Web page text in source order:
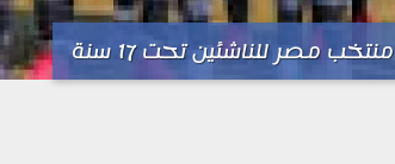
منتخب مصر للناشئين تحت 17 سنة